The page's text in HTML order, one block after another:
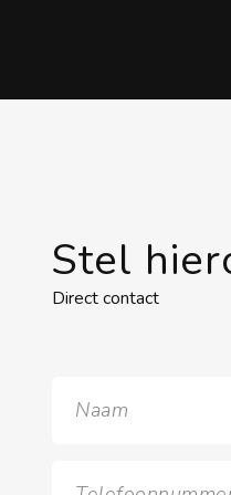
Stel
Direct contact